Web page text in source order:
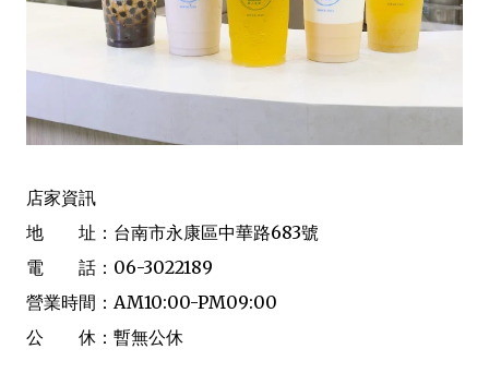
店家資訊
地 址：台南市永康區中華路683號
電 話：06-3022189
營業時間：AM10:00-PM09:00
公 休：暫無公休